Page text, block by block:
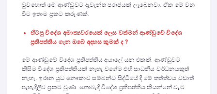
වුවහොත් මේ ආණ්ඩුවට දැවැන්ත පරාජයක් ලැබෙනවා. ඒක මේ වන
විට ඉතාම ප්‍රකට කරුණක්.
හිටපු විදේශ අමාත්‍යවරයෙක් ලෙස වත්මන් ආණ්ඩුවේ විදේශ
ප්‍රතිපත්තිය ගැන ඔබේ අදහස කුමක් ද ?
මේ ආණ්ඩුවේ විදේශ ප්‍රතිපත්තිය අයාලේ යන එකක්. ආණ්ඩුවට
කිසිම විදේශ ප්‍රතිපත්තියක් නැහැ වගේම එහි සාධනීය වර්ධනයකුත්
නැහැ. ඉරාන යුධ නෞකාව සම්බන්ධ සිද්ධියේ දී මේ තත්ත්වය වඩාත්
පැහැදිලිව ප්‍රකට වුණා. නොබැඳි විදේශ ප්‍රතිපත්තිය කියන්නේ වැට